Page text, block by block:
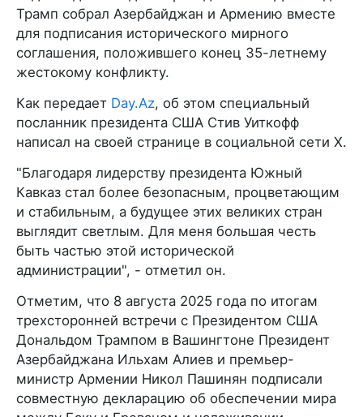
Трамп собрал Азербайджан и Армению вместе
для подписания исторического мирного
соглашения, положившего конец 35-летнему
жестокому конфликту.
Как передает Day.Az, об этом специальный
посланник президента США Стив Уиткофф
написал на своей странице в социальной сети X.
"Благодаря лидерству президента Южный
Кавказ стал более безопасным, процветающим
и стабильным, а будущее этих великих стран
выглядит светлым. Для меня большая честь
быть частью этой исторической
администрации", - отметил он.
Отметим, что 8 августа 2025 года по итогам
трехсторонней встречи с Президентом США
Дональдом Трампом в Вашингтоне Президент
Азербайджана Ильхам Алиев и премьер-
министр Армении Никол Пашинян подписали
совместную декларацию об обеспечении мира